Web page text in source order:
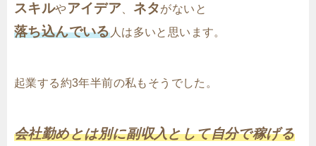
スキルやアイデア ネタがないと
落ち込んでいる人は多いと思います。
起業する約3年半前の私もそうでした。
会社勤めとは別に副収入として自分で稼げる